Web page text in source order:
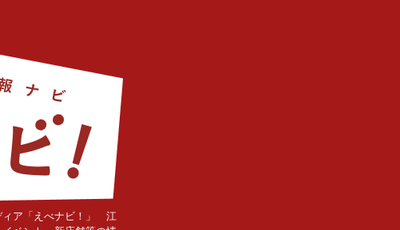
ィア「えべナビ！」 江